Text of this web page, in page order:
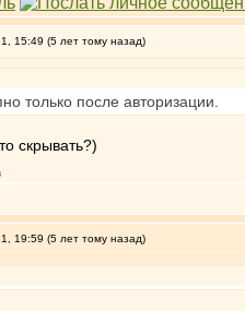
15:49 (5 лет тому назад)
только после авторизации.
скрывать?)
19:59 (5 лет тому назад)